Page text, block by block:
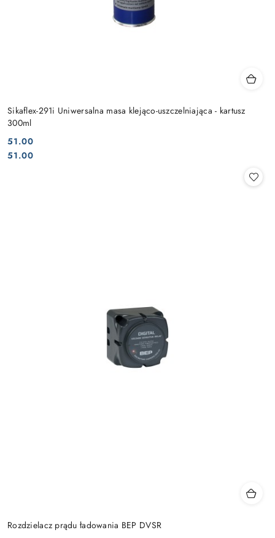
Sikaflex-291i Uniwersalna masa klejąco-uszczelniająca - kartusz
300ml
Cena:
51.00
Cena:
51.00
Rozdzielacz prądu ładowania BEP DVSR